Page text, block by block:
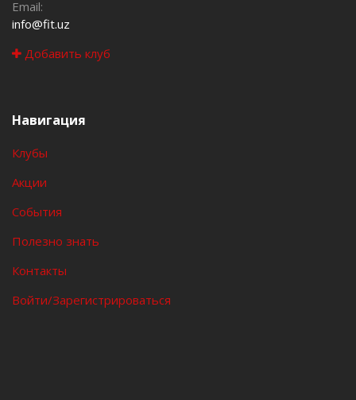
Email:
info@fit.uz
Добавить клуб
Навигация
Клубы
Акции
События
Полезно знать
Контакты
Войти/Зарегистрироваться